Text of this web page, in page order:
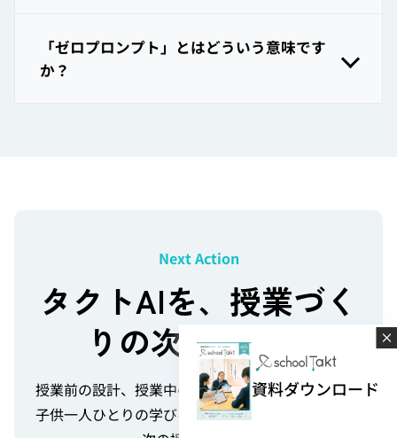
ご利用者さま向けサイト 活用ライブラリ
代理店様向けご案内
「ゼロプロンプト」とはどういう意味です
か？
Next Action
タクトAIを、授業づく
りの次の一歩へ
授業前の設計、授業中の学び、授業後の分析まで。
子供一人ひとりの学びを、クラス全体の学び合いと
資料ダウンロード